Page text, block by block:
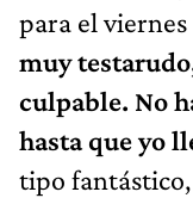
para el
muy
culpable. No
hasta que yo
tipo